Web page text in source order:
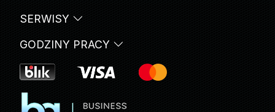
SERWISY
GODZINY PRACY